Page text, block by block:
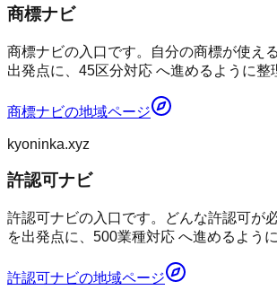
商標ナビ
商標ナビの入口です。自分の商標が使え
出発点に、45区分対応 へ進めるように整
商標ナビの地域ページ
kyoninka.xyz
許認可ナビ
許認可ナビの入口です。どんな許認可が
を出発点に、500業種対応 へ進めるよう
許認可ナビの地域ページ